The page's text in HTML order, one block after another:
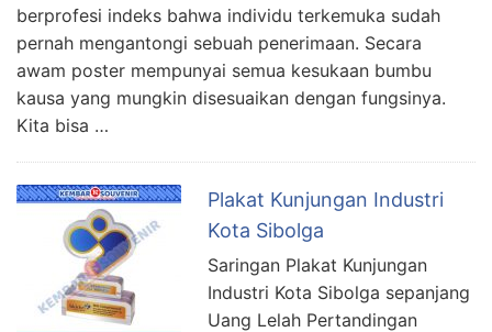
berprofesi indeks bahwa individu terkemuka sudah
pernah mengantongi sebuah penerimaan. Secara
awam poster mempunyai semua kesukaan bumbu
kausa yang mungkin disesuaikan dengan fungsinya.
Kita bisa …
Plakat Kunjungan Industri
Kota Sibolga
Saringan Plakat Kunjungan
Industri Kota Sibolga sepanjang
Uang Lelah Pertandingan